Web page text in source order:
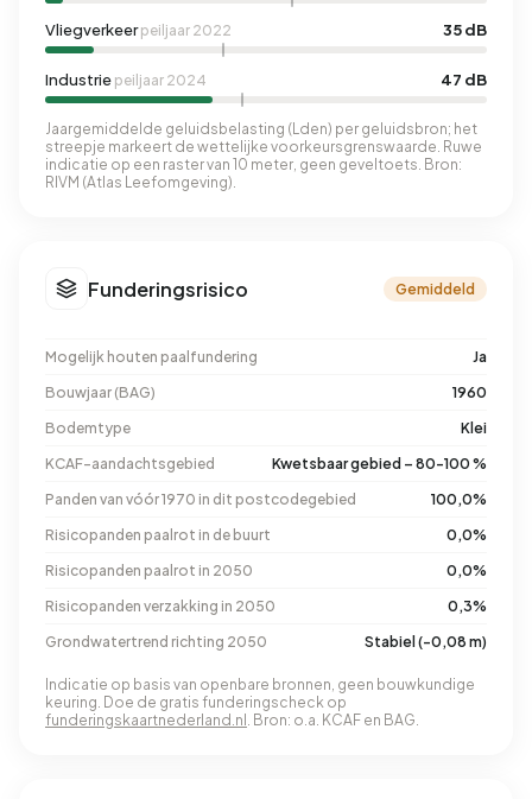
Vliegverkeerpeiljaar 2022 35 dB
Industrie peiljaar 2024 47 dB
Jaargemiddelde geluidsbelasting (Lden) per geluidsbron; het
streepje markeert de wettelijke voorkeursgrenswaarde. Ruwe
indicatie op een raster van 10 meter, geen geveltoets. Bron:
RIVM (Atlas Leefomgeving).
Funderingsrisico Gemiddeld
Mogelijk houten paalfundering
Ja
Bouwjaar (BAG)
1960
Bodemtype
Klei
KCAF-aandachtsgebied
Kwetsbaar gebied – 80-100 %
Panden van vóór 1970 in dit postcodegebied
100,0%
Risicopanden paalrot in de buurt
0,0%
Risicopanden paalrot in 2050
0,0%
Risicopanden verzakking in 2050
0,3%
Grondwatertrend richting 2050
Stabiel (-0,08 m)
Indicatie op basis van openbare bronnen, geen bouwkundige
keuring. Doe de gratis funderingscheck op
funderingskaartnederland.nl . Bron: o.a. KCAF en BAG.